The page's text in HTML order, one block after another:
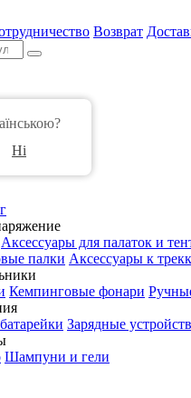
Возврат
Аксессуары для палаток и
палки Аксессуары к
Кемпинговые фонари
Зарядные
Шампуни и гели
Ні